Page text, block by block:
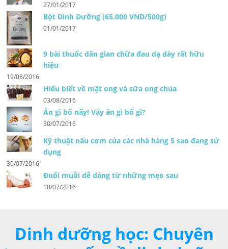
27/01/2017
Bột Dinh Dưỡng (65.000 VND/500g)
01/01/2017
9 bài thuốc dân gian chữa đau dạ dày rất hữu
hiệu
19/08/2016
Hiểu biết về mật ong và sữa ong chúa
03/08/2016
Ăn gì bổ nấy! Vậy ăn gì bổ gì?
30/07/2016
Kỹ thuật nấu cơm của các nhà hàng 5 sao đang sử
dụng
30/07/2016
Đuổi muỗi dễ dàng từ những mẹo sau
10/07/2016
Dinh dưỡng học: Chuyên